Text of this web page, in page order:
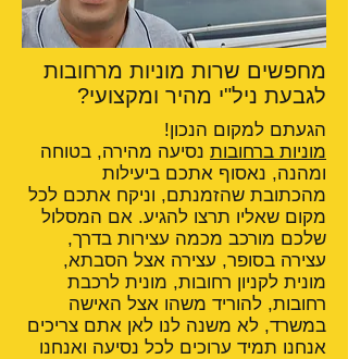
מחפשים שרות מוניות מרחובות
לגבעת ניל"י מהיר ומקצועי?
הגעתם למקום הנכון!
מוניות ברחובות נסיעה מהירה, בטוחה
ומהנה, נאסוף אתכם ביעילות
מהכתובת שהזמנתם, וניקח אתכם לכל
מקום שאליו תרצו להגיע. אם המסלול
שלכם מורכב מכמה עצירות בדרך,
עצירה בסופר, עצירה אצל הסבתא,
מונית לקניון רחובות, מונית לרכבת
רחובות, להוריד משהו אצל האישה
במשרד, לא משנה לנו לאן אתם צריכים
אנחנו תמיד ערוכים לכל נסיעה ואנחנו